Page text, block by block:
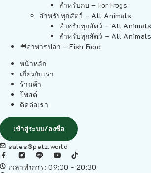
สำหรับกบ – For Frogs
สำหรับทุกสัตว์ – All Animals
สำหรับทุกสัตว์ – All Animals
สำหรับทุกสัตว์ – All Animals
อาหารปลา – Fish Food
หน้าหลัก
เกี่ยวกับเรา
ร้านค้า
โพสต์
ติดต่อเรา
เข้าสู่ระบบ/ลงชื่อ
sales@petz.world
เวลาทำการ: 09:00 - 20:30